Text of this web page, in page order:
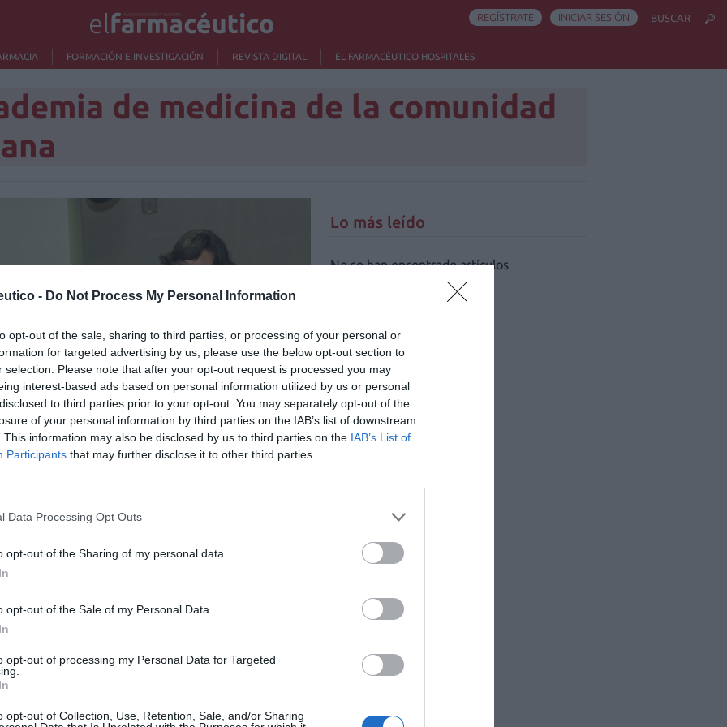
- Do Not Process My Personal Information
opt-out of the sale, sharing to third parties, or processing of your personal or
for targeted advertising by us, please use the below opt-out section to
selection. Please note that after your opt-out request is processed you may
interest-based ads based on personal information utilized by us or personal
to third parties prior to your opt-out. You may separately opt-out of the
of your personal information by third parties on the IAB’s list of downstream
This information may also be disclosed by us to third parties on the IAB’s List of
Participants that may further disclose it to other third parties.
Data Processing Opt Outs
opt-out of the Sharing of my personal data.
opt-out of the Sale of my Personal Data.
opt-out of processing my Personal Data for Targeted
opt-out of Collection, Use, Retention, Sale, and/or Sharing
FORMACIÓN E INVESTIGACIÓN REVISTA DIGITAL EL FARMACÉUTICO HOSPITALES
REGÍSTRATE INICIAR SESIÓN BUSCAR
de medicina de la comunidad
ingresa en la Real
de la Comunidad
11/2014
de la Comunidad Valenciana ha nombrado
López Castellano, decana de la Facultad de
Cardenal Herrera. Su trayectoria académica e
han hecho merecedora de este reconocimiento de
Lo más leído
No se han encontrado artículos